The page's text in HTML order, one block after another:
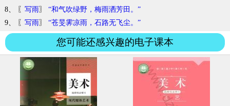
8、 〖 写雨〗 “和气吹绿野，梅雨洒芳田。”
9、 〖 写雨〗 “苍旻霁凉雨，石路无飞尘。”
您可能还感兴趣的电子课本